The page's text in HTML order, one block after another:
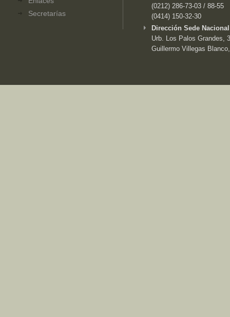
Secretarías
(0212) 286-73-03 / 88-55
(0414) 150-32-30
Dirección Sede
Urb. Los Palos Grandes,
Guillermo Villegas